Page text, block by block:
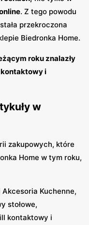
. Z tego powodu
przekroczona
Biedronka Home.
roku znalazły
i
w
zakupowych, które
Home w tym roku,
Kuchenne,
stołowe,
kontaktowy i